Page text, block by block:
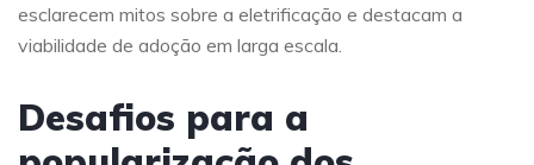
esclarecem mitos sobre a eletrificação e destacam a
viabilidade de adoção em larga escala.
Desafios para a